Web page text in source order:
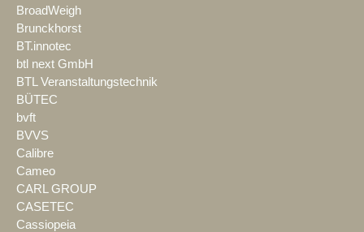
BroadWeigh
Brunckhorst
BT.innotec
btl next GmbH
BTL Veranstaltungstechnik
BÜTEC
bvft
BVVS
Calibre
Cameo
CARL GROUP
CASETEC
Cassiopeia